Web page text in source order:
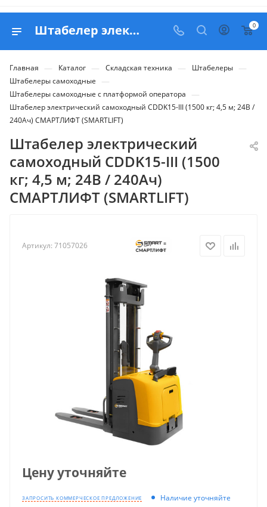
Штабелер электрический самоходный CDDK15-III (1500 кг; 4,5 м; 24В / 240Ач) СМАРТЛИФТ (SMARTLIFT) - купить в Belapex 0
Главная — Каталог — Складская техника — Штабелеры —
Штабелеры самоходные —
Штабелеры самоходные с платформой оператора —
Штабелер электрический самоходный CDDK15-III (1500 кг; 4,5 м; 24В /
240Ач) СМАРТЛИФТ (SMARTLIFT)
Штабелер электрический
самоходный CDDK15-III (1500
кг; 4,5 м; 24В / 240Ач)
СМАРТЛИФТ (SMARTLIFT)
Артикул: 71057026
Цену уточняйте
ЗАПРОСИТЬ КОММЕРЧЕСКОЕ ПРЕДЛОЖЕНИЕ
Наличие уточняйте